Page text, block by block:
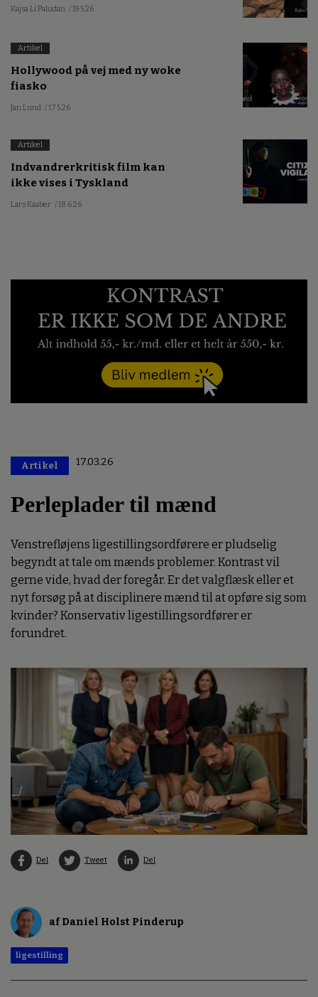
Kajsa Li Paludan / 19.5.26
Artikel
Hollywood på vej med ny woke
fiasko
Jan Lund / 17.5.26
Artikel
Indvandrerkritisk film kan
ikke vises i Tyskland
Lars Kaaber / 18.6.26
Artikel 17.03.26
Perleplader til mænd
Venstrefløjens ligestillingsordførere er pludselig
begyndt at tale om mænds problemer. Kontrast vil
gerne vide, hvad der foregår. Er det valgflæsk eller et
nyt forsøg på at disciplinere mænd til at opføre sig som
kvinder? Konservativ ligestillingsordfører er
forundret.
Del Tweet Del
af Daniel Holst Pinderup
ligestilling